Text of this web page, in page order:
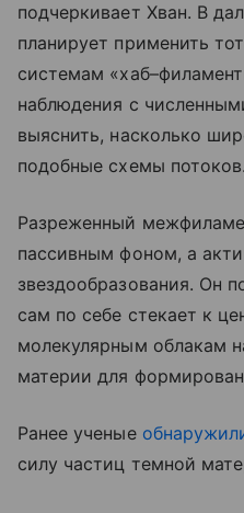
подчеркивает Хван. В
планирует применить
системам
наблюдения с
выяснить, насколько
подобные схемы потоков.
Разреженный
пассивным фоном, а
звездообразования. Он
сам по себе стекает к
молекулярным облакам
материи для
Ранее ученые
силу частиц темной